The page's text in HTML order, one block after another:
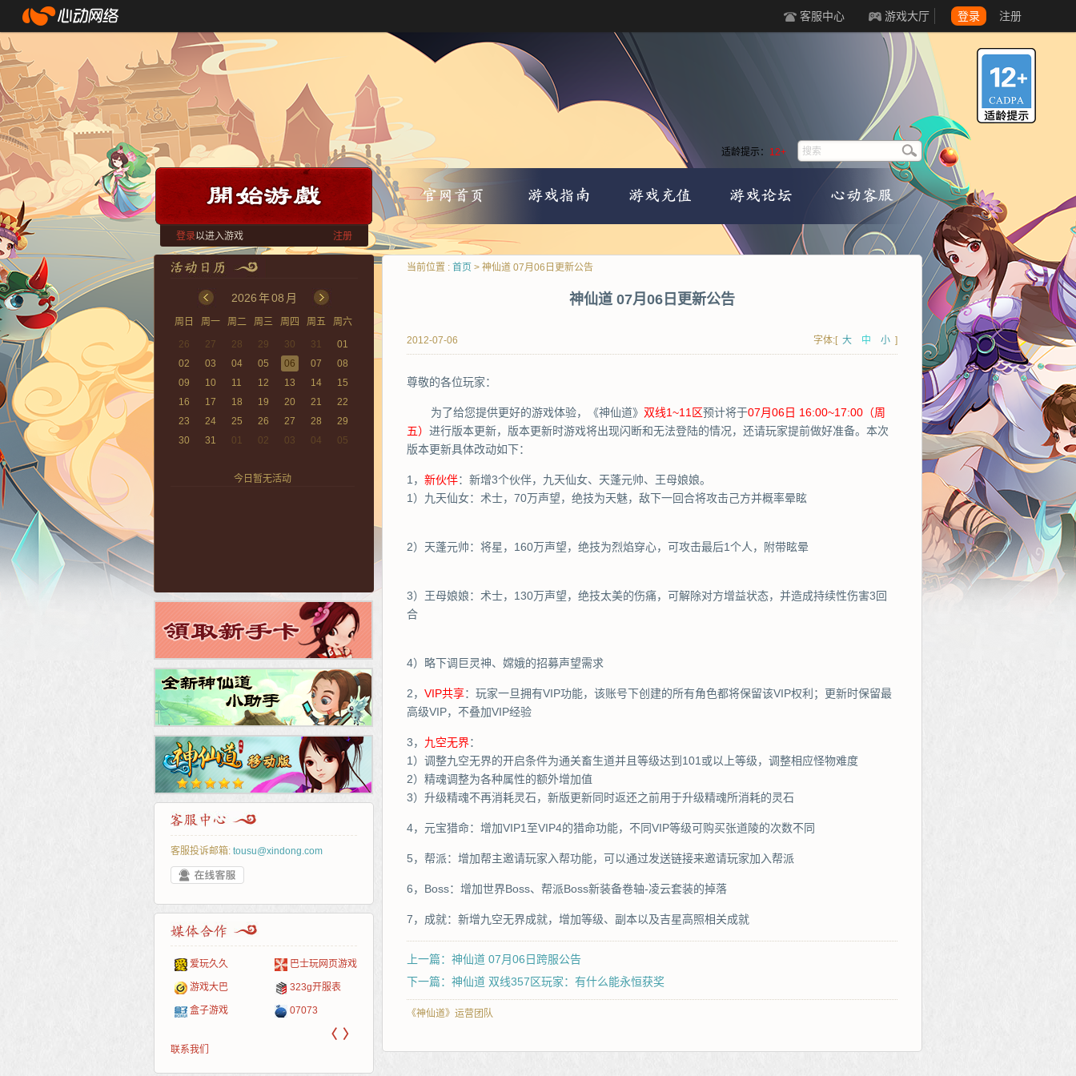
客服中心 游戏大厅 登录 注册
登录以进入游戏 注册
适龄提示： 12+
2026年08 月
周日 周一 周二 周三 周四 周五
周六
26
27 28 29 30 31
01
02
03 04 05 06 07
08
09
10 11 12 13 14
15
16
17 18 19 20 21
22
23
24 25 26 27 28
29
30
31 01 02 03 04 05
今日暂无活动
客服投诉邮箱: tousu@xindong.com
爱玩久久 巴士玩网页游戏
游戏大巴 323g开服表
盒子游戏 07073
页游网
腾讯游戏 新浪游戏
新浪页游 网易游戏
多玩
中华网
Cwan
游一游
游侠网页游戏 40407
5617网游网 一游网
开服网
斗蟹网页游戏 游戏观察
4q5q游戏
〈 〉
联系我们
当前位置 : 首页 > 神仙道 07月06日更新公告
神仙道 07月06日更新公告
2012-07-06 字体:[ 大 中 小 ]
尊敬的各位玩家：
为了给您提供更好的游戏体验，《神仙道》 双线1~11区预计将于07月06日 16:00~17:00（周
五） 进行版本更新，版本更新时游戏将出现闪断和无法登陆的情况，还请玩家提前做好准备。本次
版本更新具体改动如下：
1， 新伙伴：新增3个伙伴，九天仙女、天蓬元帅、王母娘娘。
1）九天仙女：术士，70万声望，绝技为天魅，敌下一回合将攻击己方并概率晕眩
2）天蓬元帅：将星，160万声望，绝技为烈焰穿心，可攻击最后1个人，附带眩晕
3）王母娘娘：术士，130万声望，绝技太美的伤痛，可解除对方增益状态，并造成持续性伤害3回
合
4）略下调巨灵神、嫦娥的招募声望需求
2， VIP共享：玩家一旦拥有VIP功能，该账号下创建的所有角色都将保留该VIP权利；更新时保留最
高级VIP，不叠加VIP经验
3， 九空无界：
1）调整九空无界的开启条件为通关畜生道并且等级达到101或以上等级，调整相应怪物难度
2）精魂调整为各种属性的额外增加值
3）升级精魂不再消耗灵石，新版更新同时返还之前用于升级精魂所消耗的灵石
4，元宝猎命：增加VIP1至VIP4的猎命功能，不同VIP等级可购买张道陵的次数不同
5，帮派：增加帮主邀请玩家入帮功能，可以通过发送链接来邀请玩家加入帮派
6，Boss：增加世界Boss、帮派Boss新装备卷轴-凌云套装的掉落
7，成就：新增九空无界成就，增加等级、副本以及吉星高照相关成就
上一篇：神仙道 07月06日跨服公告
下一篇：神仙道 双线357区玩家：有什么能永恒获奖
《神仙道》运营团队